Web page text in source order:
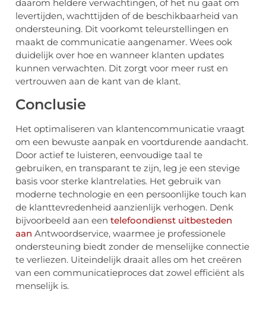
daarom heldere verwachtingen, of het nu gaat om
levertijden, wachttijden of de beschikbaarheid van
ondersteuning. Dit voorkomt teleurstellingen en
maakt de communicatie aangenamer. Wees ook
duidelijk over hoe en wanneer klanten updates
kunnen verwachten. Dit zorgt voor meer rust en
vertrouwen aan de kant van de klant.
Conclusie
Het optimaliseren van klantencommunicatie vraagt
om een bewuste aanpak en voortdurende aandacht.
Door actief te luisteren, eenvoudige taal te
gebruiken, en transparant te zijn, leg je een stevige
basis voor sterke klantrelaties. Het gebruik van
moderne technologie en een persoonlijke touch kan
de klanttevredenheid aanzienlijk verhogen. Denk
bijvoorbeeld aan een telefoondienst uitbesteden
aan Antwoordservice, waarmee je professionele
ondersteuning biedt zonder de menselijke connectie
te verliezen. Uiteindelijk draait alles om het creëren
van een communicatieproces dat zowel efficiënt als
menselijk is.